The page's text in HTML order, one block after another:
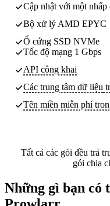
Cập nhật với một nhấp
Bộ xử lý AMD EPYC
Ổ cứng SSD NVMe
Tốc độ mạng 1 Gbps
API công khai
Các trung tâm dữ liệu
Tên miền miễn phí
Tất cả các gói đều trả
gói chia
Những gì bạn có